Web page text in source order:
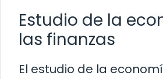
Estudio de la
las finanzas
El estudio de la